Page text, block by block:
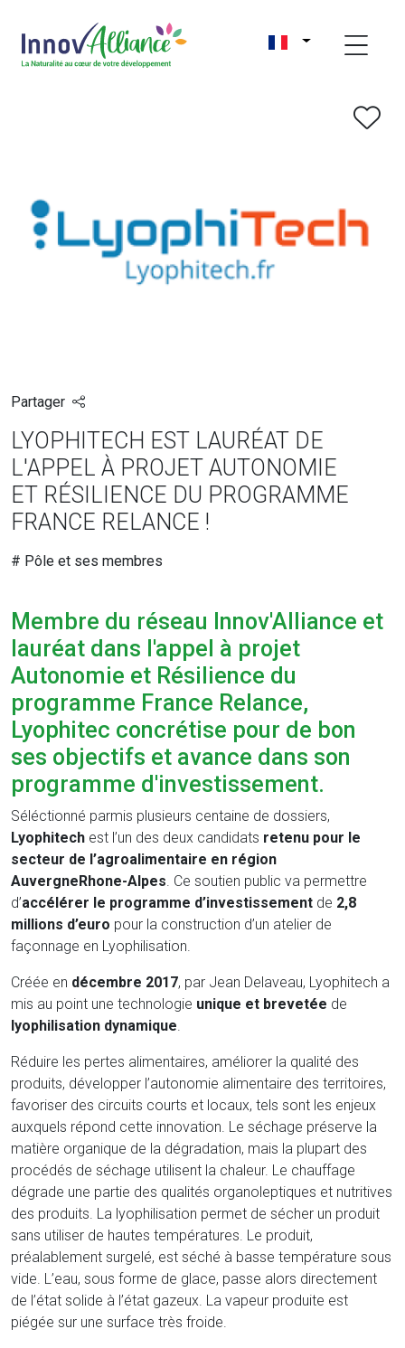
Partager
LYOPHITECH EST LAURÉAT DE
L'APPEL À PROJET AUTONOMIE
ET RÉSILIENCE DU PROGRAMME
FRANCE RELANCE !
# Pôle et ses membres
Membre du réseau Innov'Alliance et
lauréat dans l'appel à projet
Autonomie et Résilience du
programme France Relance,
Lyophitec concrétise pour de bon
ses objectifs et avance dans son
programme d'investissement.
Séléctionné parmis plusieurs centaine de dossiers,
Lyophitech est l’un des deux candidats retenu pour le
secteur de l’agroalimentaire en région
AuvergneRhone-Alpes. Ce soutien public va permettre
d’accélérer le programme d’investissement de 2,8
millions d’euro pour la construction d’un atelier de
façonnage en Lyophilisation.
Créée en décembre 2017, par Jean Delaveau, Lyophitech a
mis au point une technologie unique et brevetée de
lyophilisation dynamique.
Réduire les pertes alimentaires, améliorer la qualité des
produits, développer l’autonomie alimentaire des territoires,
favoriser des circuits courts et locaux, tels sont les enjeux
auxquels répond cette innovation. Le séchage préserve la
matière organique de la dégradation, mais la plupart des
procédés de séchage utilisent la chaleur. Le chauffage
dégrade une partie des qualités organoleptiques et nutritives
des produits. La lyophilisation permet de sécher un produit
sans utiliser de hautes températures. Le produit,
préalablement surgelé, est séché à basse température sous
vide. L’eau, sous forme de glace, passe alors directement
de l’état solide à l’état gazeux. La vapeur produite est
piégée sur une surface très froide.